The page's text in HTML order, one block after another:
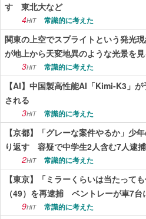
す 東北大など
4HIT 常識的に考えた
関東の上空でスプライトという発光
が地上から天変地異のような光景を
3HIT 常識的に考えた
【AI】中国製高性能AI「Kimi-K3」
される
3HIT 常識的に考えた
【京都】「グレーな案件やるか」少
り返す 容疑で中学生2人含む7人逮捕
2HIT 常識的に考えた
【東京】「ミラーくらいは当たって
（49）を再逮捕 ベントレーが車7
9HIT 常識的に考えた